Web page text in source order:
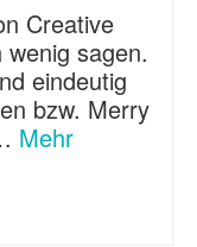
Creative
sagen.
eindeutig
bzw. Merry
Mehr